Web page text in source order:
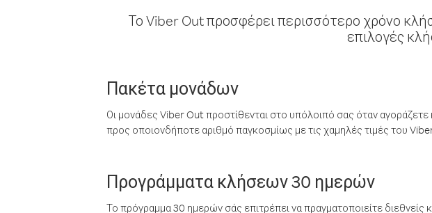
Το Viber Out προσφέρει περισσότερο χρόνο
επιλογές
Πακέτα μονάδων
Οι μονάδες Viber Out προστίθενται στο υπόλοιπό σας όταν
προς οποιονδήποτε αριθμό παγκοσμίως με τις χαμηλές τιμές του
Προγράμματα κλήσεων 30 ημερών
Το πρόγραμμα 30 ημερών σάς επιτρέπει να πραγματοποιείτε